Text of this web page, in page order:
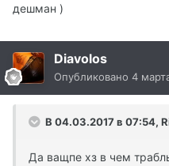
дешман )
Diavolos
Опубликовано 4
В 04.03.2017 в 07:54,
Да ващпе хз в чем